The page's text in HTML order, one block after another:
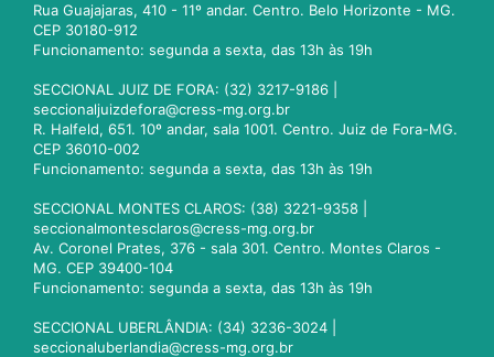
Rua Guajajaras, 410 - 11º andar. Centro. Belo Horizonte - MG.
CEP 30180-912
Funcionamento: segunda a sexta, das 13h às 19h
SECCIONAL JUIZ DE FORA: (32) 3217-9186 |
seccionaljuizdefora@cress-mg.org.br
R. Halfeld, 651. 10º andar, sala 1001. Centro. Juiz de Fora-MG.
CEP 36010-002
Funcionamento: segunda a sexta, das 13h às 19h
SECCIONAL MONTES CLAROS: (38) 3221-9358 |
seccionalmontesclaros@cress-mg.org.br
Av. Coronel Prates, 376 - sala 301. Centro. Montes Claros -
MG. CEP 39400-104
Funcionamento: segunda a sexta, das 13h às 19h
SECCIONAL UBERLÂNDIA: (34) 3236-3024 |
seccionaluberlandia@cress-mg.org.br